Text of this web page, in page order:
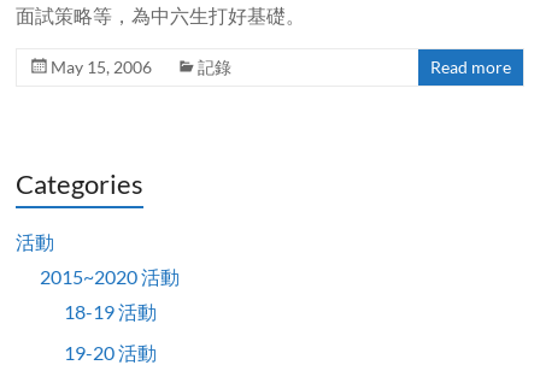
面試策略等，為中六生打好基礎。
May 15, 2006 記錄 Read more
Categories
活動
2015~2020 活動
18-19 活動
19-20 活動